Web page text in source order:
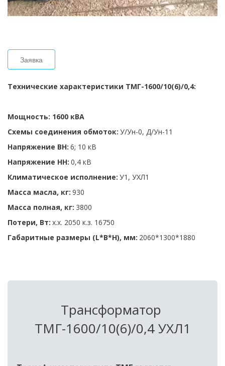
Заявка
Технические характеристики ТМГ-1600/10(6)/0,4:
Мощность: 1600 кВА
Схемы соединения обмоток: У/Ун-0, Д/Ун-11
Напряжение ВН: 6; 10 кВ
Напряжение НН: 0,4 кВ
Климатическое исполнение: У1, УХЛ1
Масса масла, кг: 930
Масса полная, кг: 3800
Потери, Вт: х.х. 2050 к.з. 16750
Габаритные размеры (L*B*H), мм: 2060*1300*1880
Трансформатор
ТМГ-1600/10(6)/0,4 УХЛ1